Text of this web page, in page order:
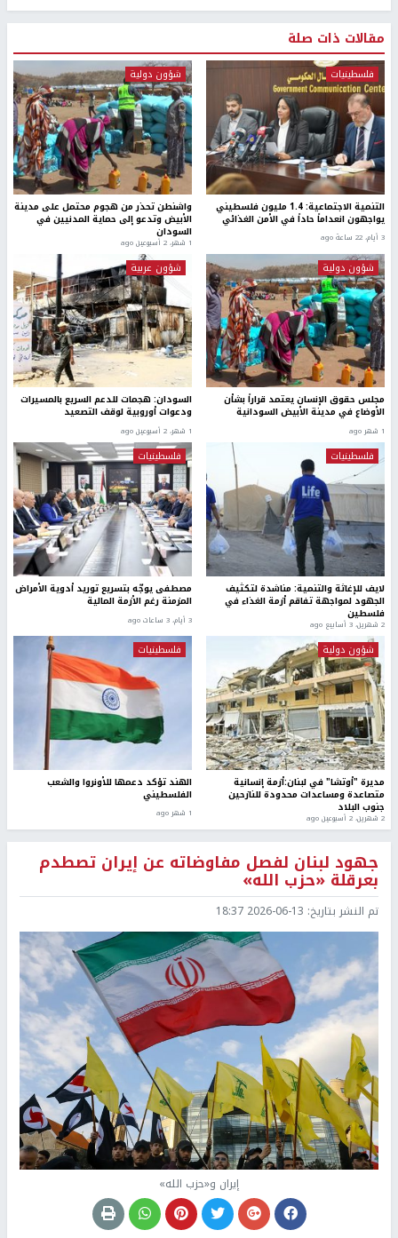
مقالات ذات صلة
فلسطينيات
التنمية الاجتماعية: 1.4 مليون فلسطيني
يواجهون انعداماً حاداً في الأمن الغذائي
3 أيام، 22 ساعة ago
شؤون دولية
واشنطن تحذر من هجوم محتمل على مدينة
الأبيض وتدعو إلى حماية المدنيين في
السودان
1 شهر، 2 أسبوعين ago
شؤون دولية
مجلس حقوق الإنسان يعتمد قراراً بشأن
الأوضاع في مدينة الأبيض السودانية
1 شهر ago
شؤون عربية
السودان: هجمات للدعم السريع بالمسيرات
ودعوات أوروبية لوقف التصعيد
1 شهر، 2 أسبوعين ago
فلسطينيات
لايف للإغاثة والتنمية: مناشدة لتكثيف
الجهود لمواجهة تفاقم أزمة الغذاء في
فلسطين
2 شهرين، 3 أسابيع ago
فلسطينيات
مصطفى يوجّه بتسريع توريد أدوية الأمراض
المزمنة رغم الأزمة المالية
3 أيام، 3 ساعات ago
شؤون دولية
مديرة "أوتشا" في لبنان:أزمة إنسانية
متصاعدة ومساعدات محدودة للنازحين
جنوب البلاد
2 شهرين، 2 أسبوعين ago
فلسطينيات
الهند تؤكد دعمها للأونروا والشعب
الفلسطيني
1 شهر ago
جهود لبنان لفصل مفاوضاته عن إيران تصطدم
بعرقلة «حزب الله»
تم النشر بتاريخ: 2026-06-13 18:37
إيران و«حزب الله»